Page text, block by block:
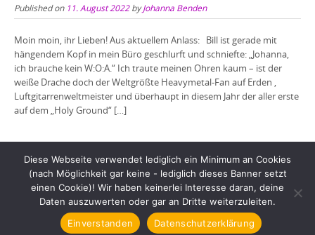
Published on 11. August 2022byJohanna Benden
Moin moin, ihr Lieben! Aus aktuellem Anlass: Bill ist gerade mit
hängendem Kopf in mein Büro geschlurft und schniefte: „Johanna,
ich brauche kein W:O:A.“ Ich traute meinen Ohren kaum – ist der
weiße Drache doch der Weltgrößte Heavymetal-Fan auf Erden ,
Luftgitarrenweltmeister und überhaupt in diesem Jahr der aller erste
auf dem „Holy Ground“ […]
Copyright © 2026 Johanna Benden. All rights reserved.
Diese Webseite verwendet lediglich ein Minimum an Cookies
(nach Möglichkeit gar keine - lediglich dieses Banner setzt
einen Cookie)! Wir haben keinerlei Interesse daran, deine
Daten auszuwerten oder gar an Dritte weiterzuleiten.
Einverstanden
Datenschutzerklärung